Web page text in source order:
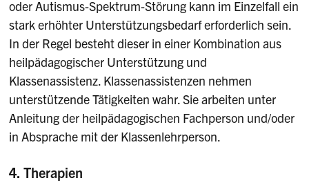
oder Autismus-Spektrum-Störung kann im Einzelfall ein
stark erhöhter Unterstützungsbedarf erforderlich sein.
In der Regel besteht dieser in einer Kombination aus
heilpädagogischer Unterstützung und
Klassenassistenz. Klassenassistenzen nehmen
unterstützende Tätigkeiten wahr. Sie arbeiten unter
Anleitung der heilpädagogischen Fachperson und/oder
in Absprache mit der Klassenlehrperson.
4. Therapien